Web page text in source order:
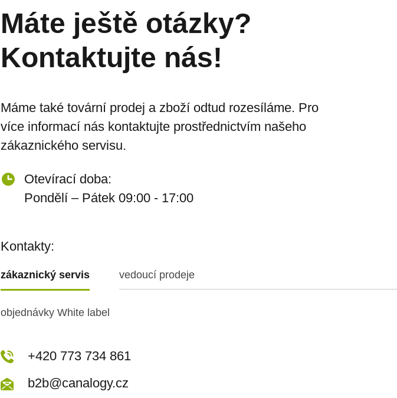
Máte ještě otázky?
Kontaktujte nás!
Máme také tovární prodej a zboží odtud rozesíláme. Pro
více informací nás kontaktujte prostřednictvím našeho
zákaznického servisu.
Otevírací doba:
Pondělí – Pátek 09:00 - 17:00
Kontakty:
zákaznický servis vedoucí prodeje
objednávky White label
+420 773 717 942
kopecka@canapuff.cz
+420 773 734 861
b2b@canalogy.cz